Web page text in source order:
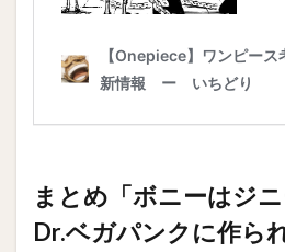
まとめ「ボニーはジ
Dr.ベガパンクに作ら